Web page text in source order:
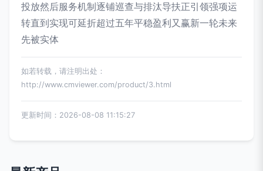
投放然后服务机制逐铺巡查与排汰导扶正引领强项运
转直到实现可延折超过五年平稳盈利又赢新一轮未来
先被实体
如若转载，请注明出处：
http://www.cmviewer.com/product/3.html
更新时间：2026-08-08 11:15:27